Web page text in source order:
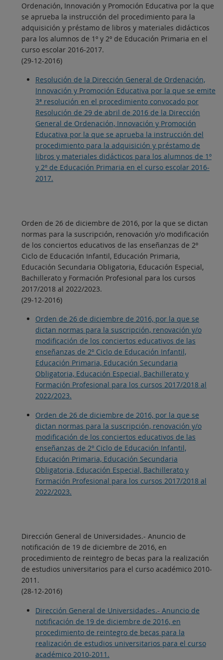
Ordenación, Innovación y Promoción Educativa por la que
se aprueba la instrucción del procedimiento para la
adquisición y préstamo de libros y materiales didácticos
para los alumnos de 1º y 2º de Educación Primaria en el
curso escolar 2016-2017.
(29-12-2016)
Resolución de la Dirección General de Ordenación,
Innovación y Promoción Educativa por la que se emite
3ª resolución en el procedimiento convocado por
Resolución de 29 de abril de 2016 de la Dirección
General de Ordenación, Innovación y Promoción
Educativa por la que se aprueba la instrucción del
procedimiento para la adquisición y préstamo de
libros y materiales didácticos para los alumnos de 1º
y 2º de Educación Primaria en el curso escolar 2016-
2017.
Orden de 26 de diciembre de 2016, por la que se dictan
normas para la suscripción, renovación y/o modificación
de los conciertos educativos de las enseñanzas de 2º
Ciclo de Educación Infantil, Educación Primaria,
Educación Secundaria Obligatoria, Educación Especial,
Bachillerato y Formación Profesional para los cursos
2017/2018 al 2022/2023.
(29-12-2016)
Orden de 26 de diciembre de 2016, por la que se
dictan normas para la suscripción, renovación y/o
modificación de los conciertos educativos de las
enseñanzas de 2º Ciclo de Educación Infantil,
Educación Primaria, Educación Secundaria
Obligatoria, Educación Especial, Bachillerato y
Formación Profesional para los cursos 2017/2018 al
2022/2023.
Orden de 26 de diciembre de 2016, por la que se
dictan normas para la suscripción, renovación y/o
modificación de los conciertos educativos de las
enseñanzas de 2º Ciclo de Educación Infantil,
Educación Primaria, Educación Secundaria
Obligatoria, Educación Especial, Bachillerato y
Formación Profesional para los cursos 2017/2018 al
2022/2023.
Dirección General de Universidades.- Anuncio de
notificación de 19 de diciembre de 2016, en
procedimiento de reintegro de becas para la realización
de estudios universitarios para el curso académico 2010-
2011.
(28-12-2016)
Dirección General de Universidades.- Anuncio de
notificación de 19 de diciembre de 2016, en
procedimiento de reintegro de becas para la
realización de estudios universitarios para el curso
académico 2010-2011.